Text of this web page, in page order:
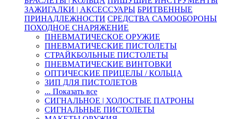
ЗАЖИГАЛКИ | АКСЕССУАРЫ БРИТВЕННЫЕ
ПРИНАДЛЕЖНОСТИ СРЕДСТВА САМООБОРОНЫ
ПОХОДНОЕ СНАРЯЖЕНИЕ
ПНЕВМАТИЧЕСКОЕ ОРУЖИЕ
ПНЕВМАТИЧЕСКИЕ ПИСТОЛЕТЫ
СТРАЙКБОЛЬНЫЕ ПИСТОЛЕТЫ
ПНЕВМАТИЧЕСКИЕ ВИНТОВКИ
ОПТИЧЕСКИЕ ПРИЦЕЛЫ / КОЛЬЦА
ЗИП ДЛЯ ПИСТОЛЕТОВ
... Показать все
СИГНАЛЬНОЕ | ХОЛОСТЫЕ ПАТРОНЫ
СИГНАЛЬНЫЕ ПИСТОЛЕТЫ